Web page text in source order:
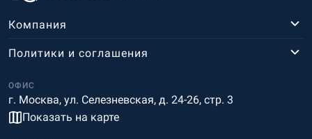
Компания
ОФИС
г. Москва, ул. Селезневская, д. 24-26, стр. 3
Показать на карте
Политики и соглашения